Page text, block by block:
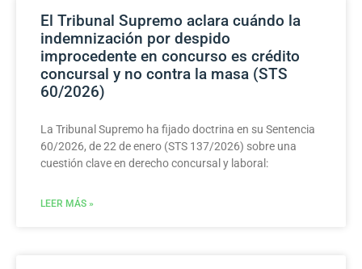
El Tribunal Supremo aclara cuándo la
indemnización por despido
improcedente en concurso es crédito
concursal y no contra la masa (STS
60/2026)
La Tribunal Supremo ha fijado doctrina en su Sentencia
60/2026, de 22 de enero (STS 137/2026) sobre una
cuestión clave en derecho concursal y laboral:
LEER MÁS »